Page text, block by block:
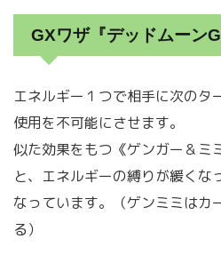
GXワザ『デッドムーン
エネルギー１つで相手に次のタ
使用を不可能にさせます。
似た効果をもつ《ゲンガー＆ミ
と、エネルギーの縛りが緩くな
なっています。（ゲンミミはカ
る）